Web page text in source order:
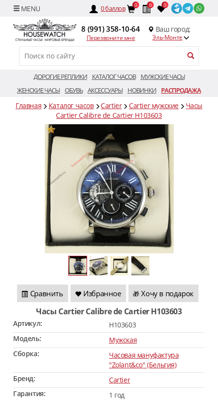
0баллов 0 0 0
8 (991) 358-10-64
Перезвоните мне
Ваш город:
Эль-Монте
ДОРОГИЕ РЕПЛИКИ КАТАЛОГ ЧАСОВ
МУЖСКИЕ ЧАСЫ
ЖЕНСКИЕ ЧАСЫ ОБУВЬ АКСЕССУАРЫ НОВИНКИ РАСПРОДАЖА
Главная Каталог часов Cartier Cartier мужские
Часы
Cartier Calibre de Cartier H103603
Сравнить Избранное 🎁 Хочу в подарок
Часы Cartier Calibre de Cartier H103603
Артикул:
H103603
Модель:
Мужская
Сборка:
Часовая мануфактура
"Zolant&co" (Бельгия)
Бренд:
Cartier
Гарантия:
1 год